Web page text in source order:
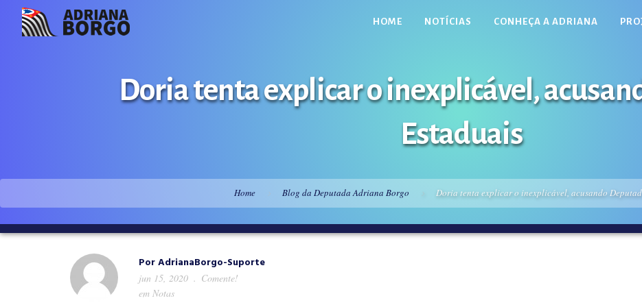
HOME NOTÍCIAS CONHEÇA A ADRIANA
Doria tenta explicar o inexplicável,
Estaduais
Home Blog da Deputada Adriana Borgo Doria tenta explicar o inexplicável, acusando
PorAdrianaBorgo-Suporte
jun 15, 2020
Comente!
em Notas